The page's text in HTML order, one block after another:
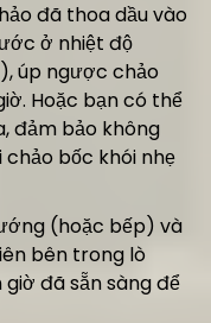
đã thoa dầu vào
ở nhiệt độ
úp ngược chảo
Hoặc bạn có thể
đảm bảo không
bốc khói nhẹ
(hoặc bếp) và
bên trong lò
đã sẵn sàng để